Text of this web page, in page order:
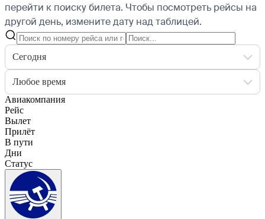
перейти к поиску билета. Чтобы посмотреть рейсы на
другой день, измените дату над таблицей.
Сегодня
Любое время
Авиакомпания
Рейс
Вылет
Прилёт
В пути
Дни
Статус